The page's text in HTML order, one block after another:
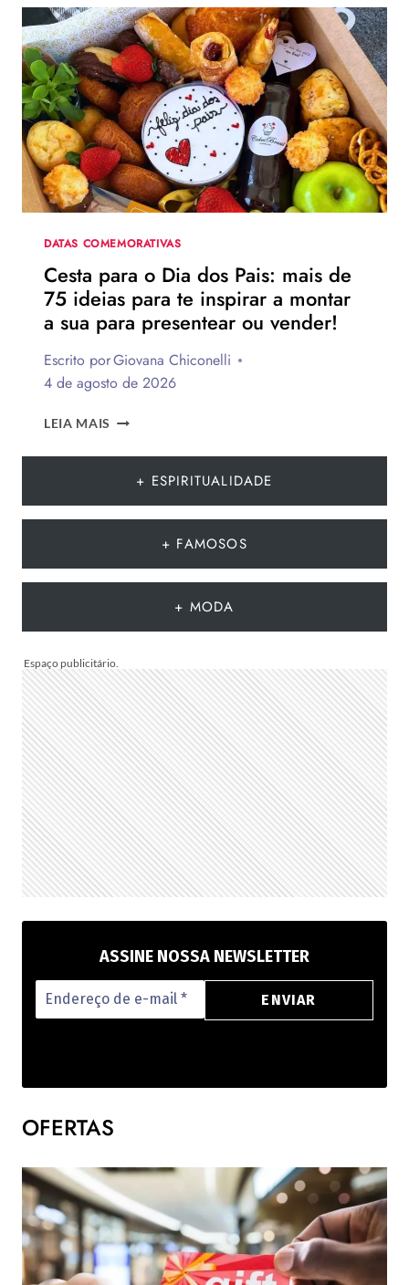
PARA
O
DIA
DOS
PAIS?
VEJA
130
FRASES
EMOCIONANTES
PARA
HOMENAGEAR
DATA
DATAS COMEMORATIVAS
Cesta para o Dia dos Pais: mais de
75 ideias para te inspirar a montar
a sua para presentear ou vender!
Escrito porGiovana Chiconelli
4 de agosto de 2026
LEIA MAIS CESTA
O
75
TE
A
MONTAR
A
SUA
PARA
PRESENTEAR
OU
VENDER!
+ ESPIRITUALIDADE
+ FAMOSOS
+ MODA
ASSINE NOSSA NEWSLETTER
OFERTAS